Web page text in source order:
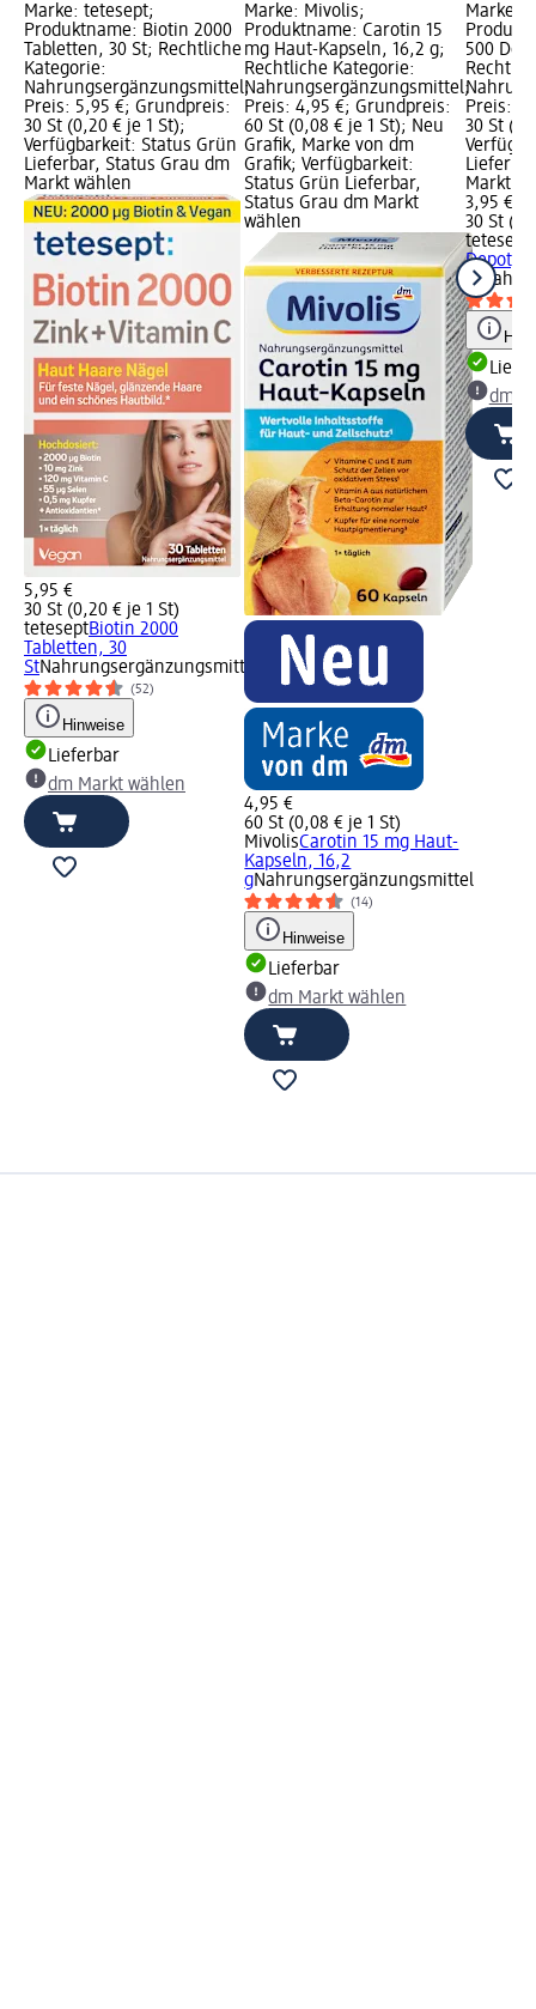
Marke: tetesept;
Produktname: Biotin 2000
Tabletten, 30 St; Rechtliche
Kategorie:
Nahrungsergänzungsmittel;
Preis: 5,95 €; Grundpreis:
30 St (0,20 € je 1 St);
Verfügbarkeit: Status Grün
Lieferbar, Status Grau dm
Markt wählen
5,95 €
30 St (0,20 € je 1 St)
teteseptBiotin 2000
Tabletten, 30
StNahrungsergänzungsmittel
(52)
Hinweise
Lieferbar
dm Markt wählen
Marke: Mivolis;
Produktname: Carotin 15
mg Haut-Kapseln, 16,2 g;
Rechtliche Kategorie:
Nahrungsergänzungsmittel;
Preis: 4,95 €; Grundpreis:
60 St (0,08 € je 1 St); Neu
Grafik, Marke von dm
Grafik; Verfügbarkeit:
Status Grün Lieferbar,
Status Grau dm Markt
wählen
4,95 €
60 St (0,08 € je 1 St)
MivolisCarotin 15 mg Haut-
Kapseln, 16,2
gNahrungsergänzungsmittel
(14)
Hinweise
Lieferbar
dm Markt wählen
Marke:
500
Preis:
30 St
Markt
3,95 €
30 St
tetesept
Depot,
St
dm